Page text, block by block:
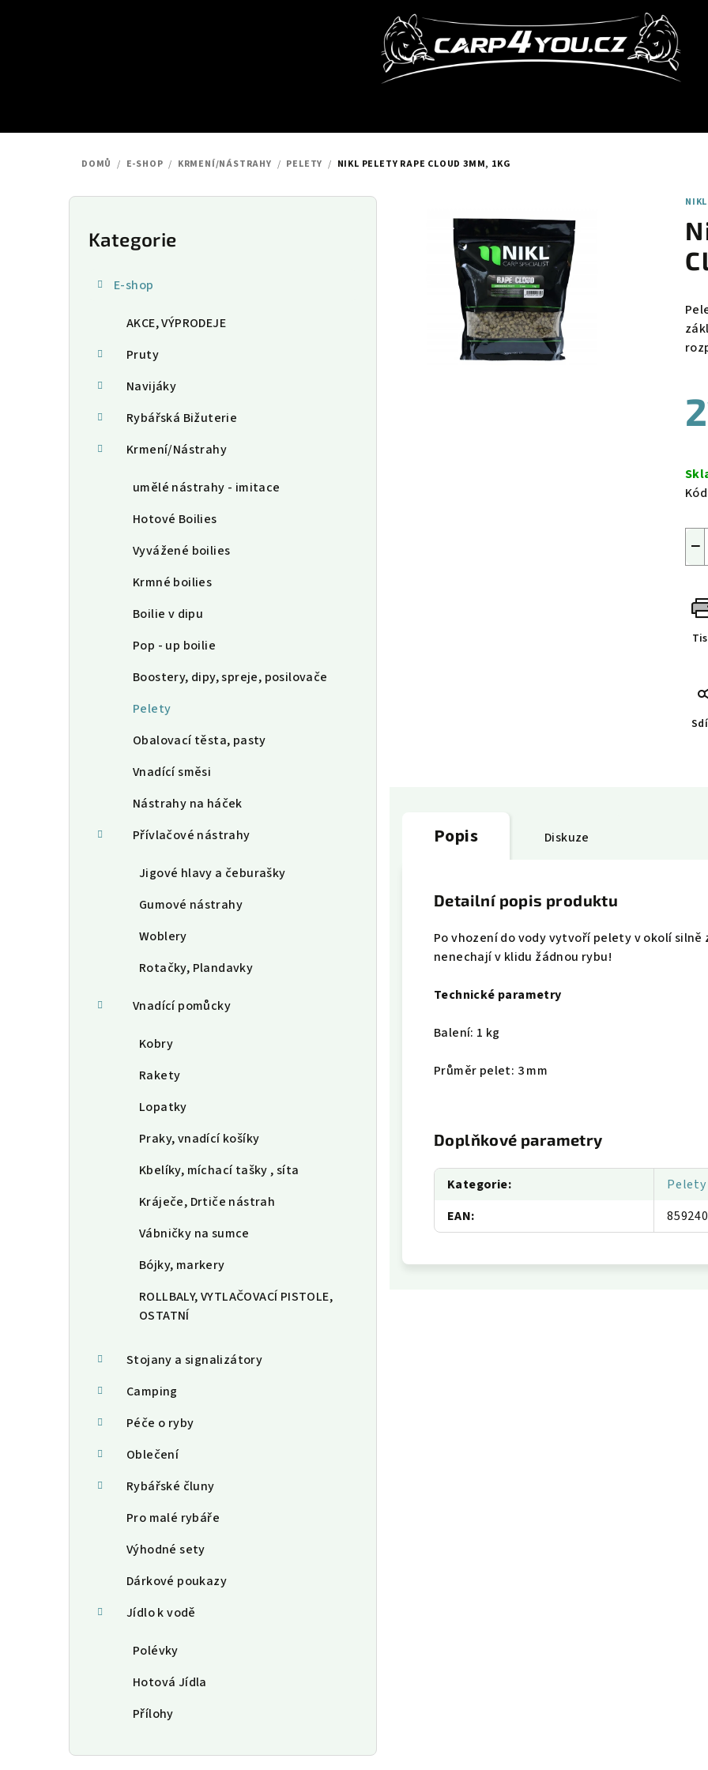
DOMŮ / E-SHOP / KRMENÍ/NÁSTRAHY / PELETY / NIKL PELETY RAPE CLOUD 3MM, 1KG
P
Přeskočit
kategorie
Kategorie
E-shop
AKCE, VÝPRODEJE
Pruty
Navijáky
Rybářská Bižuterie
Krmení/Nástrahy
umělé nástrahy - imitace
Hotové Boilies
Vyvážené boilies
Krmné boilies
Boilie v dipu
Pop - up boilie
Boostery, dipy, spreje, posilovače
Pelety
Obalovací těsta, pasty
Vnadící směsi
Nástrahy na háček
Přívlačové nástrahy
Jigové hlavy a čeburašky
Gumové nástrahy
Woblery
Rotačky, Plandavky
Vnadící pomůcky
Kobry
Rakety
Lopatky
Praky, vnadící košíky
Kbelíky, míchací tašky , síta
Kráječe, Drtiče nástrah
Vábničky na sumce
Bójky, markery
ROLLBALY, VYTLAČOVACÍ PISTOLE,
OSTATNÍ
Stojany a signalizátory
Camping
Péče o ryby
Oblečení
Rybářské čluny
Pro malé rybáře
Výhodné sety
Dárkové poukazy
Jídlo k vodě
Polévky
Hotová Jídla
Přílohy
NIKL
cena:
−
Popis Diskuze
Detailní popis produktu
Po vhození do vody vytvoří pelety v okolí
nenechají v klidu žádnou rybu!
Technické parametry
Balení: 1 kg
Průměr pelet: 3 mm
Doplňkové parametry
Kategorie:
Pelety
EAN: